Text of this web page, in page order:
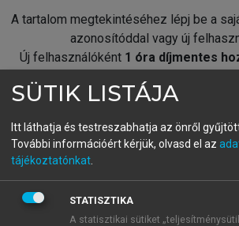
A tartalom megtekintéséhez lépj be a
azonosítóddal vagy új
Új felhasználóként 1 óra díjmentes
fiókoddal,vagy hozz létre
A regisztráció után apróbaidőszak
BELÉPÉS SAJÁT FIÓKKAL
SÜTIK LISTÁJA
Itt láthatja és testreszabhatja az önről
További információért kérjük, olvasd el az
tájékoztatónkat
STATISZTIKA
A statisztikai sütiket